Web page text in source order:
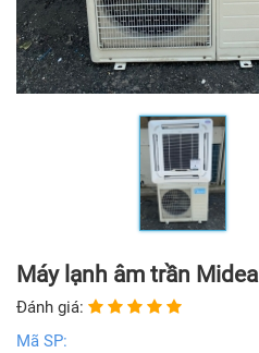
Máy lạnh âm trần Midea
Đánh giá:
Mã SP: